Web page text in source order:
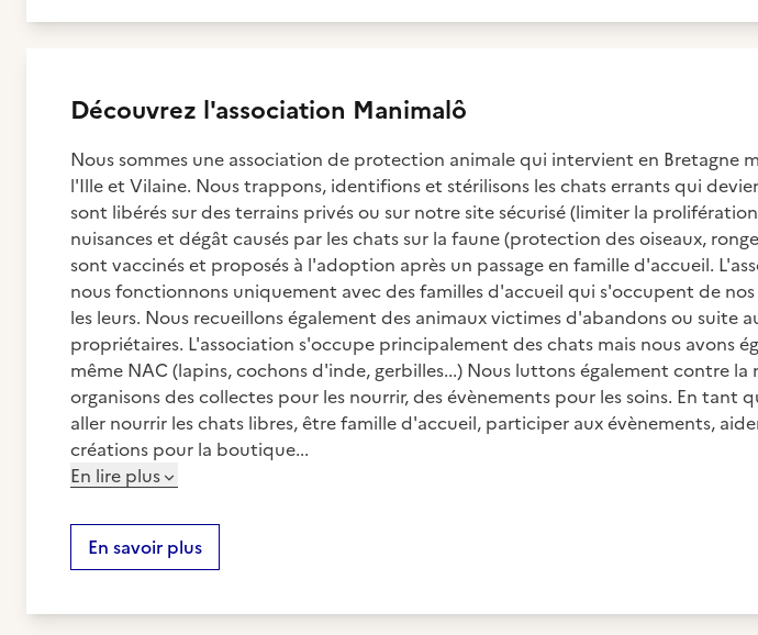
Découvrez l'association Manimalô
Nous sommes une association de protection animale qui intervient en Bretagne
l'Ille et Vilaine. Nous trappons, identifions et stérilisons les chats errants qui
sont libérés sur des terrains privés ou sur notre site sécurisé (limiter la
nuisances et dégât causés par les chats sur la faune (protection des oiseaux,
sont vaccinés et proposés à l'adoption après un passage en famille d'accueil.
nous fonctionnons uniquement avec des familles d'accueil qui s'occupent de
les leurs. Nous recueillons également des animaux victimes d'abandons ou suite
propriétaires. L'association s'occupe principalement des chats mais nous avons
même NAC (lapins, cochons d'inde, gerbilles...) Nous luttons également contre
organisons des collectes pour les nourrir, des évènements pour les soins. En tant
aller nourrir les chats libres, être famille d'accueil, participer aux évènements,
créations pour la boutique...
En lire plus
En savoir plus